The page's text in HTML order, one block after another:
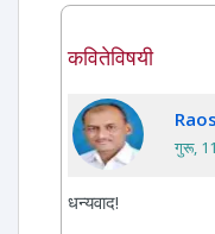
कवितेविषयी
गुरू,
धन्यवाद!